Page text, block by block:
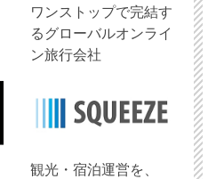
ワンストップで完結す
るグローバルオンライ
ン旅行会社
観光・宿泊運営を、